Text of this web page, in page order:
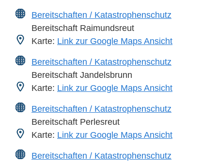
Bereitschaften / Katastrophenschutz
Bereitschaft Raimundsreut
Karte: Link zur Google Maps Ansicht
Bereitschaften / Katastrophenschutz
Bereitschaft Jandelsbrunn
Karte: Link zur Google Maps Ansicht
Bereitschaften / Katastrophenschutz
Bereitschaft Perlesreut
Karte: Link zur Google Maps Ansicht
Bereitschaften / Katastrophenschutz